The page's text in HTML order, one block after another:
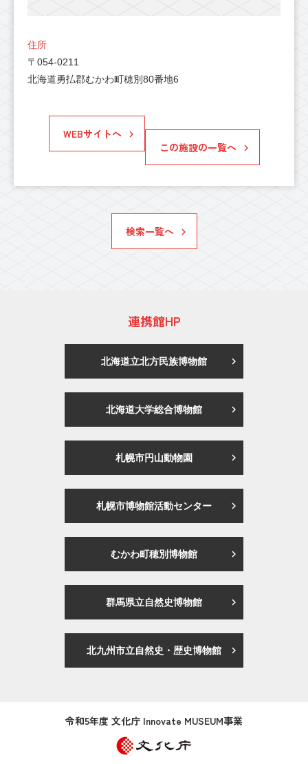
住所
〒054-0211
北海道勇払郡むかわ町穂別80番地6
WEBサイトへ
この施設の一覧へ
検索一覧へ
連携館HP
北海道立北方民族博物館
北海道大学総合博物館
札幌市円山動物園
札幌市博物館活動センター
むかわ町穂別博物館
群馬県立自然史博物館
北九州市立自然史・歴史博物館
令和5年度 文化庁 Innovate MUSEUM事業